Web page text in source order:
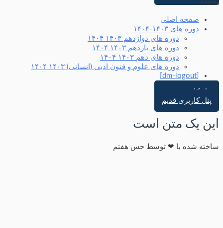
Menu
صفحه اصلی
دوره های ۱۴۰۳-۱۴۰۴
دوره های دوازدهم ۱۴۰۳ ۱۴۰۴
دوره های یازدهم ۱۴۰۳ ۱۴۰۴
دوره های دهم ۱۴۰۳ ۱۴۰۴
دوره های علوم و فنون ادبی (انسانی) ۱۴۰۳ ۱۴۰۴
پنل کاربری جدید
پنل کاربری قدیم
این یک متن است
ساخته شده با ❤ توسط حس هفتم